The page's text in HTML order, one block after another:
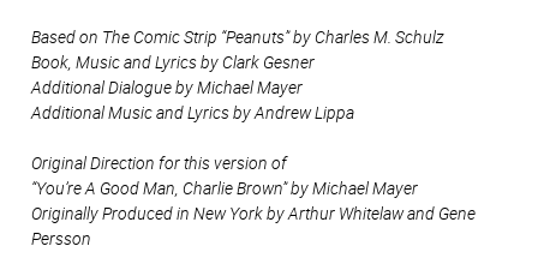
Based on The Comic Strip “Peanuts” by Charles M. Schulz
Book, Music and Lyrics by Clark Gesner
Additional Dialogue by Michael Mayer
Additional Music and Lyrics by Andrew Lippa
Original Direction for this version of
“You’re A Good Man, Charlie Brown” by Michael Mayer
Originally Produced in New York by Arthur Whitelaw and Gene
Persson